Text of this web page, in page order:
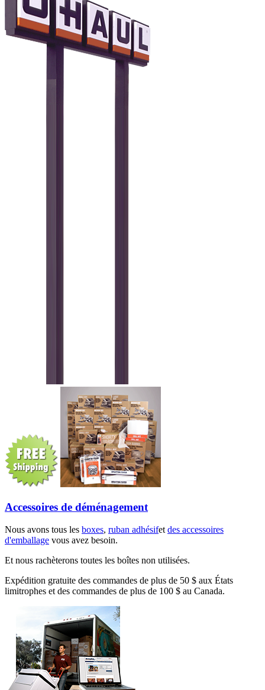
Accessoires de déménagement
Nous avons tous les boxes, ruban adhésifetdes accessoires
d'emballage vous avez besoin.
Et nous rachèterons toutes les boîtes non utilisées.
Expédition gratuite des commandes de plus de 50 $ aux États
limitrophes et des commandes de plus de 100 $ au Canada.